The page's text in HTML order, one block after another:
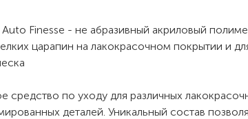
Finesse - не абразивный акриловый
царапин на лакокрасочном покрытии и
средство по уходу для различных
деталей. Уникальный состав